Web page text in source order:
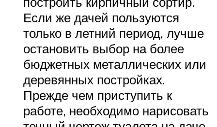
Если же дачей пользуются
только в летний период, лучше
остановить выбор на более
бюджетных металлических или
деревянных постройках.
Прежде чем приступить к
работе, необходимо нарисовать